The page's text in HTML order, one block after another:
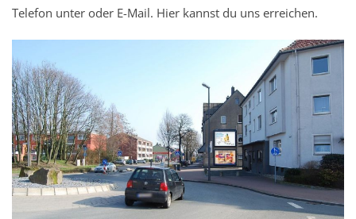
Telefon unter oder E-Mail. Hier kannst du uns erreichen.